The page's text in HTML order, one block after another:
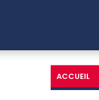
ACCUEIL